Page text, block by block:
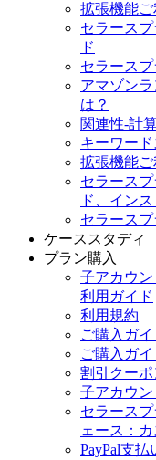
拡張機能
セラース
ド
セラース
アマゾン
は？
関連性-計
キーワー
拡張機能
セラース
ド、イン
セラース
ケーススタディ
プラン購入
子アカウ
利用ガイド
利用規約
ご購入ガ
ご購入ガイ
割引クー
子アカウ
セラース
ェース：
PayPal支払